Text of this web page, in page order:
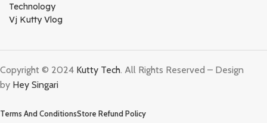
Technology
Vj Kutty Vlog
Copyright © 2024 Kutty Tech. All Rights Reserved – Design
by Hey Singari
Terms And ConditionsStore Refund Policy